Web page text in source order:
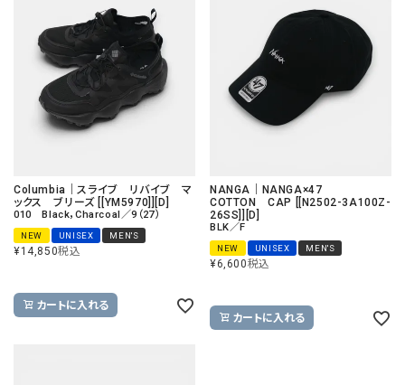
Columbia｜スライブ リバイブ マ
ックス ブリーズ [[YM5970]][D]
010 Black，Charcoal／9（27）
NEW UNISEX MEN'S
¥14,850税込
カートに入れる
NANGA｜NANGA×47
COTTON CAP [[N2502-3A100Z-
26SS]][D]
BLK／F
NEW UNISEX MEN'S
¥6,600税込
カートに入れる